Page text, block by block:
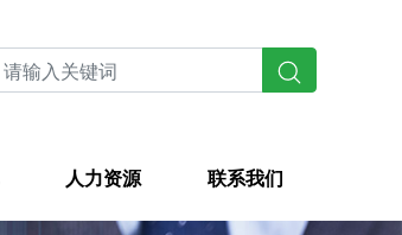
人力资源 联系我们